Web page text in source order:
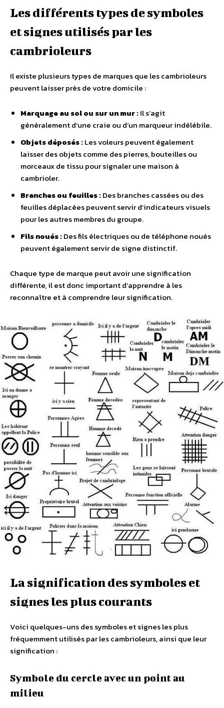
Les différents types de symboles
et signes utilisés par les
cambrioleurs
Il existe plusieurs types de marques que les cambrioleurs
peuvent laisser près de votre domicile :
Marquage au sol ou sur un mur :Il s’agit
généralement d’une craie ou d’un marqueur indélébile.
Objets déposés :Les voleurs peuvent également
laisser des objets comme des pierres, bouteilles ou
morceaux de tissu pour signaler une maison à
cambrioler.
Branches ou feuilles :Des branches cassées ou des
feuilles déplacées peuvent servir d’indicateurs visuels
pour les autres membres du groupe.
Fils noués :Des fils électriques ou de téléphone noués
peuvent également servir de signe distinctif.
Chaque type de marque peut avoir une signification
différente, il est donc important d’apprendre à les
reconnaître et à comprendre leur signification.
La signification des symboles et
signes les plus courants
Voici quelques-uns des symboles et signes les plus
fréquemment utilisés par les cambrioleurs, ainsi que leur
signification :
Symbole du cercle avec un point au
milieu